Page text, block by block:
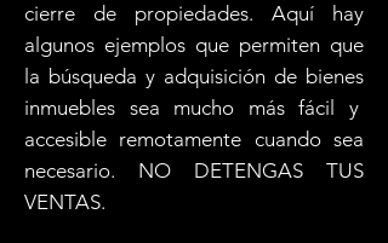
cierre de propiedades. Aquí hay
algunos ejemplos que permiten que
la búsqueda y adquisición de bienes
inmuebles sea mucho más fácil y
accesible remotamente cuando sea
necesario. NO DETENGAS TUS
VENTAS.